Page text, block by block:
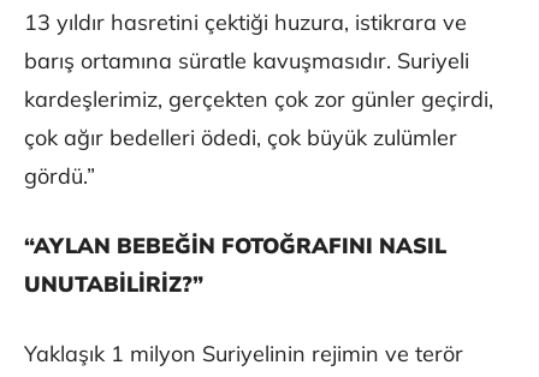
13 yıldır hasretini çektiği huzura, istikrara ve
barış ortamına süratle kavuşmasıdır. Suriyeli
kardeşlerimiz, gerçekten çok zor günler geçirdi,
çok ağır bedelleri ödedi, çok büyük zulümler
gördü.”
“AYLAN BEBEĞİN FOTOĞRAFINI NASIL
UNUTABİLİRİZ?”
Yaklaşık 1 milyon Suriyelinin rejimin ve terör